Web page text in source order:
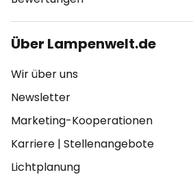
Über Lampenwelt.de
Wir über uns
Newsletter
Marketing-Kooperationen
Karriere | Stellenangebote
Lichtplanung